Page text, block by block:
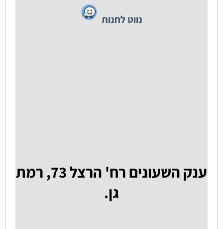
נווט לחנות
ענק השעונים רח' הרצל 73, רמת
גן.